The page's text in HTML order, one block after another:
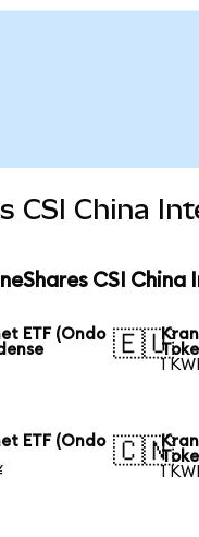
CSI China
CSI China
ETF (Ondo 🇪🇺
1
ETF (Ondo 🇨🇳
1